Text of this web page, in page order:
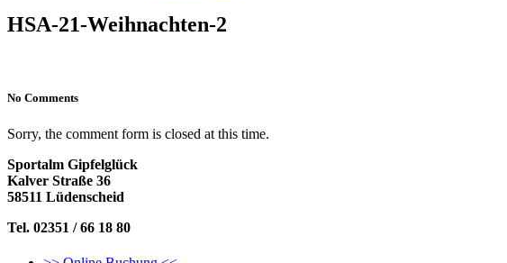
HSA-21-Weihnachten-2
No Comments
Sorry, the comment form is closed at this time.
Sportalm Gipfelglück
Kalver Straße 36
58511 Lüdenscheid
Tel. 02351 / 66 18 80